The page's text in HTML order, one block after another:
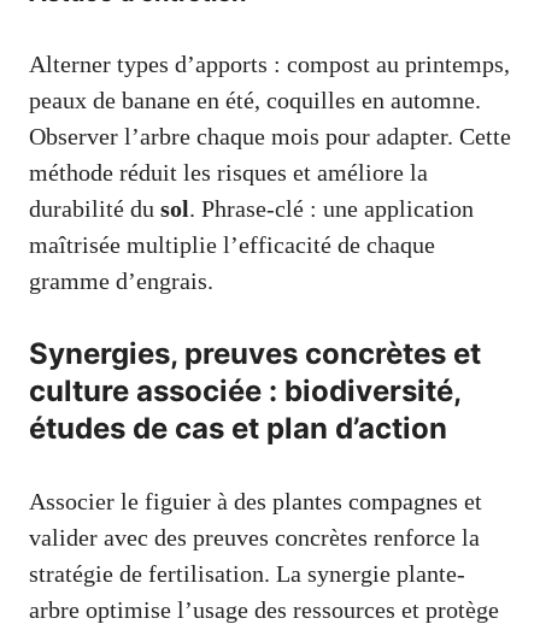
Alterner types d’apports : compost au printemps,
peaux de banane en été, coquilles en automne.
Observer l’arbre chaque mois pour adapter. Cette
méthode réduit les risques et améliore la
durabilité du sol. Phrase-clé : une application
maîtrisée multiplie l’efficacité de chaque
gramme d’engrais.
Synergies, preuves concrètes et
culture associée : biodiversité,
études de cas et plan d’action
Associer le figuier à des plantes compagnes et
valider avec des preuves concrètes renforce la
stratégie de fertilisation. La synergie plante-
arbre optimise l’usage des ressources et protège